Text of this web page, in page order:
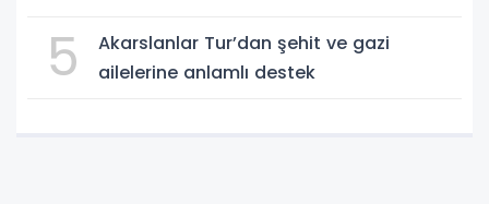
5
Akarslanlar Tur’dan şehit ve gazi
ailelerine anlamlı destek